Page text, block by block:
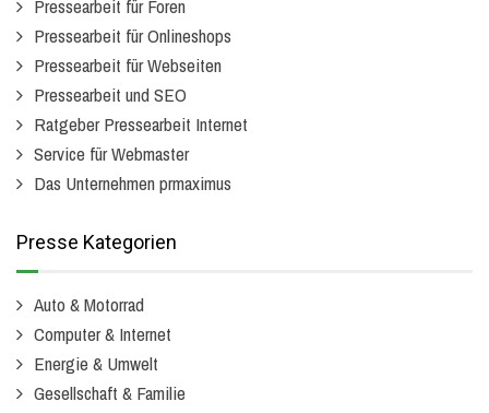
Pressearbeit für Foren
Pressearbeit für Onlineshops
Pressearbeit für Webseiten
Pressearbeit und SEO
Ratgeber Pressearbeit Internet
Service für Webmaster
Das Unternehmen prmaximus
Presse Kategorien
Auto & Motorrad
Computer & Internet
Energie & Umwelt
Gesellschaft & Familie